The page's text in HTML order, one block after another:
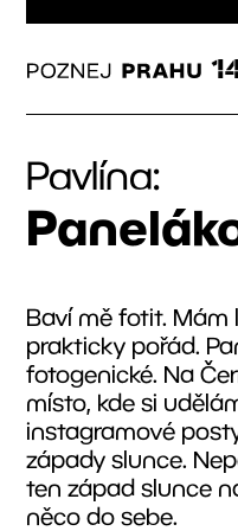
Pavlína:
Baví mě fotit.
prakticky pořád.
fotogenické. Na
místo, kde si
instagramové
západy slunce.
ten západ slunce
něco do sebe.